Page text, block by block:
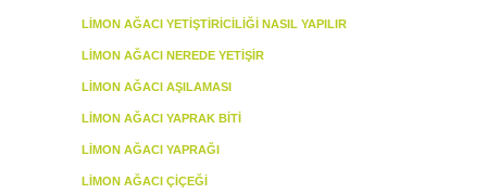
LIMON AĞACI YETIŞTIRICILIĞI NASIL YAPILIR
LIMON AĞACI NEREDE YETIŞIR
LIMON AĞACI AŞILAMASI
LIMON AĞACI YAPRAK BITI
LIMON AĞACI YAPRAĞI
LIMON AĞACI ÇIÇEĞI